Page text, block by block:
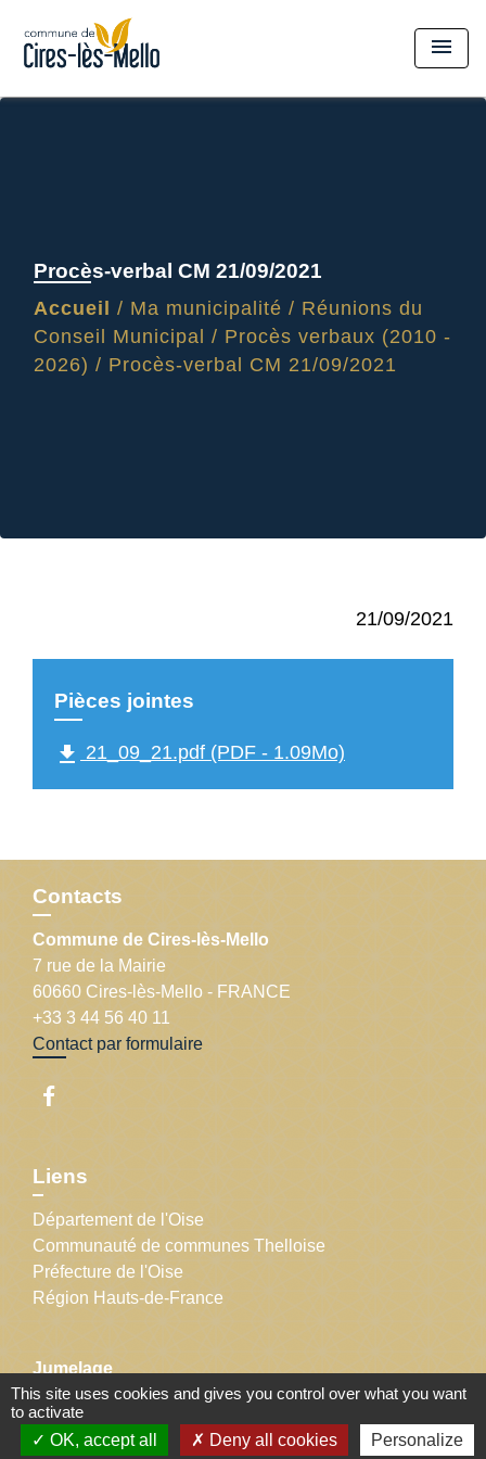
menu
Procès-verbal CM 21/09/2021
Accueil / Ma municipalité / Réunions du
Conseil Municipal / Procès verbaux (2010 -
2026) / Procès-verbal CM 21/09/2021
21/09/2021
Pièces jointes
file_download 21_09_21.pdf (PDF - 1.09Mo)
Contacts
Commune de Cires-lès-Mello
7 rue de la Mairie
60660 Cires-lès-Mello - FRANCE
+33 3 44 56 40 11
Contact par formulaire
Liens
Département de l'Oise
Communauté de communes Thelloise
Préfecture de l'Oise
Région Hauts-de-France
Jumelage
This site uses cookies and gives you control over what you want
to activate
OK, accept all
Deny all cookies Personalize